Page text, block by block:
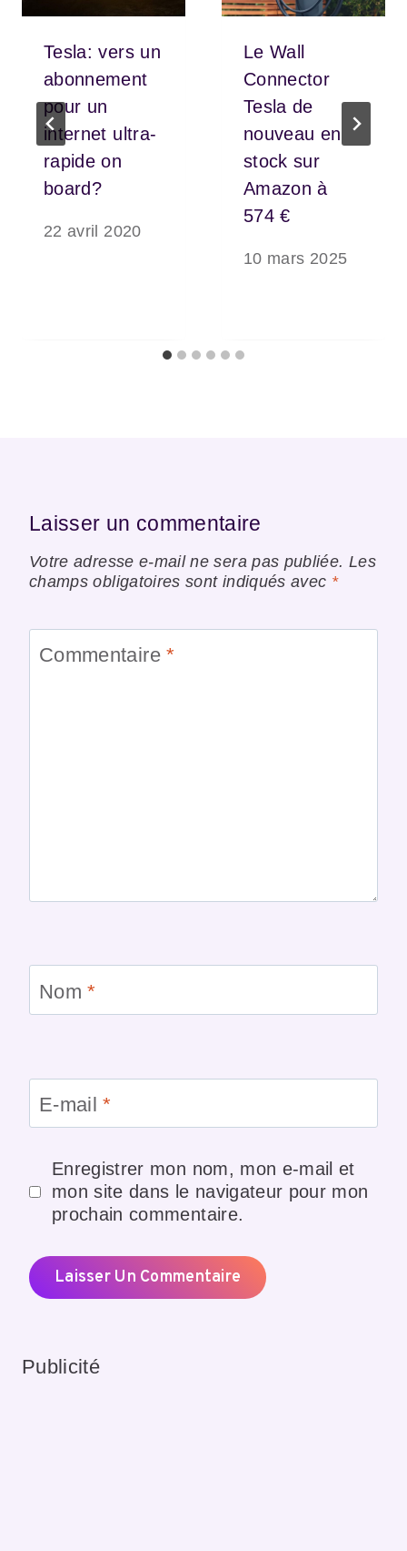
Tesla: vers un
abonnement
pour un
internet ultra-
rapide on
board?
22 avril 2020
Le Wall
Connector
Tesla de
nouveau en
stock sur
Amazon à
574 €
10 mars 2025
Laisser un commentaire
Votre adresse e-mail ne sera pas publiée. Les
champs obligatoires sont indiqués avec *
Commentaire*
Nom*
E-mail*
Enregistrer mon nom, mon e-mail et
mon site dans le navigateur pour mon
prochain commentaire.
Publicité